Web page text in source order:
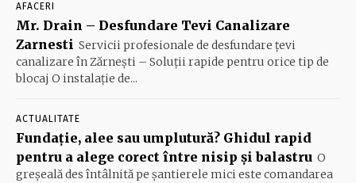
AFACERI
Mr. Drain – Desfundare Tevi Canalizare
Zarnesti Servicii profesionale de desfundare țevi
canalizare în Zărnești – Soluții rapide pentru orice tip de
blocaj O instalație de...
ACTUALITATE
Fundație, alee sau umplutură? Ghidul rapid
pentru a alege corect între nisip și balastru O
greșeală des întâlnită pe șantierele mici este comandarea